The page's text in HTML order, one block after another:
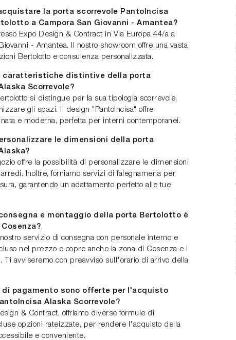
la porta scorrevole PantoIncisa
a Campora San Giovanni - Amantea?
Expo Design & Contract in Via Europa 44/a a
- Amantea. Il nostro showroom offre una vasta
Bertolotto e consulenza personalizzata.
caratteristiche distintive della porta
Scorrevole?
si distingue per la sua tipologia scorrevole,
gli spazi. Il design "PantoIncisa" offre
e moderna, perfetta per interni contemporanei.
le dimensioni della porta
offre la possibilità di personalizzare le dimensioni
Inoltre, forniamo servizi di falegnameria per
garantendo un adattamento perfetto alle tue
e montaggio della porta Bertolotto è
servizio di consegna con personale interno e
nel prezzo e copre anche la zona di Cosenza e i
Ti avviseremo con preavviso sull'orario di arrivo della
di pagamento sono offerte per l'acquisto
Alaska Scorrevole?
& Contract, offriamo diverse formule di
opzioni rateizzate, per rendere l'acquisto della
e conveniente.